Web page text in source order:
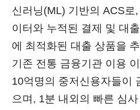
신러닝(ML) 기반의 ACS로
이터와 누적된 결제 및 대
에 최적화된 대출 상품을
기존 전통 금융기관 이용
10억명의 중저신용자들이
으며, 1분 내외의 빠른 심